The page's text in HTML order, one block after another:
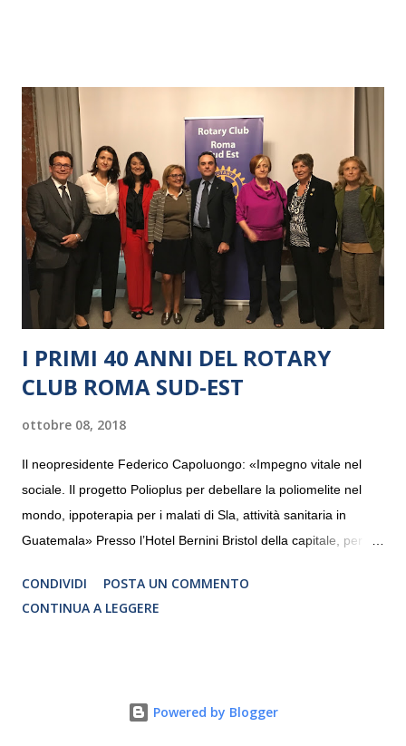
I PRIMI 40 ANNI DEL ROTARY
CLUB ROMA SUD-EST
ottobre 08, 2018
Il neopresidente Federico Capoluongo: «Impegno vitale nel
sociale. Il progetto Polioplus per debellare la poliomelite nel
mondo, ippoterapia per i malati di Sla, attività sanitaria in
Guatemala» Presso l’Hotel Bernini Bristol della capitale, per la
programmazione del Rotary Club Roma Sud-Est che festeggia
i quaranta anni di attività. Un’occasione per raccontare al
riguardano sia il territorio che le missioni all’estero in paesi in
CONDIVIDI
POSTA UN COMMENTO
CONTINUA A LEGGERE
Powered by Blogger